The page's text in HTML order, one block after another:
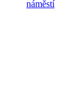
náměstí